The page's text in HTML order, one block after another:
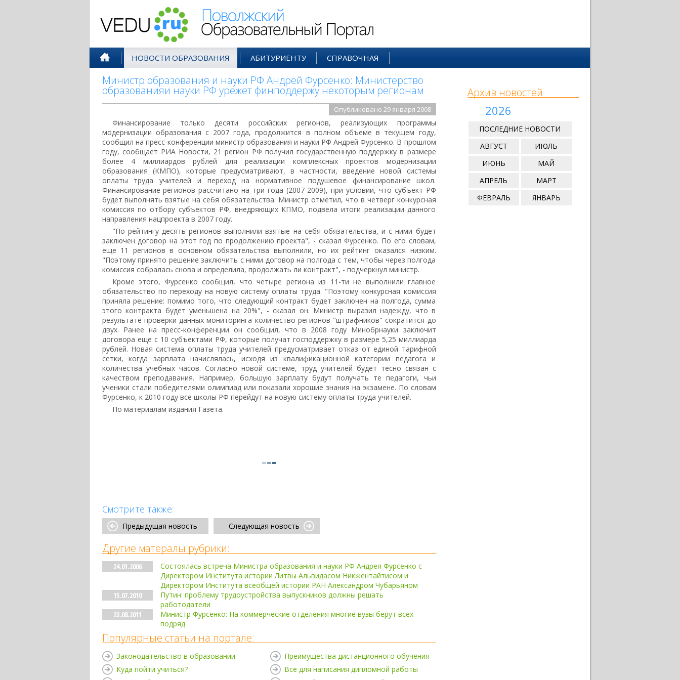
НОВОСТИ ОБРАЗОВАНИЯ АБИТУРИЕНТУ СПРАВОЧНАЯ
Министр образования и науки РФ Андрей Фурсенко: Министерство
образованияи науки РФ урежет финподдержу некоторым регионам
Опубликовано 29 января 2008
Финансирование только десяти российских регионов, реализующих программы
модернизации образования с 2007 года, продолжится в полном объеме в текущем году,
сообщил на пресс-конференции министр образования и науки РФ Андрей Фурсенко. В прошлом
году, сообщает РИА Новости, 21 регион РФ получил государственную поддержку в размере
более 4 миллиардов рублей для реализации комплексных проектов модернизации
образования (КМПО), которые предусматривают, в частности, введение новой системы
оплаты труда учителей и переход на нормативное подушевое финансирование школ.
Финансирование регионов рассчитано на три года (2007-2009), при условии, что субъект РФ
будет выполнять взятые на себя обязательства. Министр отметил, что в четверг конкурсная
комиссия по отбору субъектов РФ, внедряющих КПМО, подвела итоги реализации данного
направления нацпроекта в 2007 году.
"По рейтингу десять регионов выполнили взятые на себя обязательства, и с ними будет
заключен договор на этот год по продолжению проекта", - сказал Фурсенко. По его словам,
еще 11 регионов в основном обязательства выполнили, но их рейтинг оказался низким.
"Поэтому принято решение заключить с ними договор на полгода с тем, чтобы через полгода
комиссия собралась снова и определила, продолжать ли контракт", - подчеркнул министр.
Кроме этого, Фурсенко сообщил, что четыре региона из 11-ти не выполнили главное
обязательство по переходу на новую систему оплаты труда. "Поэтому конкурсная комиссия
приняла решение: помимо того, что следующий контракт будет заключен на полгода, сумма
этого контракта будет уменьшена на 20%", - сказал он. Министр выразил надежду, что в
результате проверки данных мониторинга количество регионов-"штрафников" сократится до
двух. Ранее на пресс-конференции он сообщил, что в 2008 году Минобрнауки заключит
договора еще с 10 субъектами РФ, которые получат господдержку в размере 5,25 миллиарда
рублей. Новая система оплаты труда учителей предусматривает отказ от единой тарифной
сетки, когда зарплата начислялась, исходя из квалификационной категории педагога и
количества учебных часов. Согласно новой системе, труд учителей будет тесно связан с
качеством преподавания. Например, большую зарплату будут получать те педагоги, чьи
ученики стали победителями олимпиад или показали хорошие знания на экзамене. По словам
Фурсенко, к 2010 году все школы РФ перейдут на новую систему оплаты труда учителей.
По материалам издания Газета.
Смотрите также:
Предыдущая новость Следующая новость
Другие матералы рубрики:
24.01.2006
Состоялась встреча Министра образования и науки РФ Андрея Фурсенко с
Директором Института истории Литвы Альвидасом Никжентайтисом и
Директором Института всеобщей истории РАН Александром Чубарьяном
15.07.2010
Путин: проблему трудоустройства выпускников должны решать
работодатели
23.08.2011
Министр Фурсенко: На коммерческие отделения многие вузы берут всех
подряд
Популярные статьи на портале:
Законодательство в образовании
Куда пойти учиться?
Преимущества дистанционного обучения
Все для написания дипломной работы
Архив новостей
2026
ПОСЛЕДНИЕ НОВОСТИ
АВГУСТ
ИЮЛЬ
ИЮНЬ
МАЙ
АПРЕЛЬ
МАРТ
ФЕВРАЛЬ
ЯНВАРЬ